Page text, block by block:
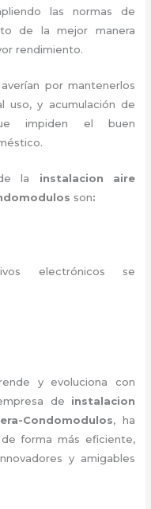
las normas de
de la mejor manera
rendimiento.
por mantenerlos
uso, y acumulación de
impiden el buen
la instalacion aire
son:
electrónicos se
y evoluciona con
de instalacion
Condomodulos, ha
forma más eficiente,
y amigables